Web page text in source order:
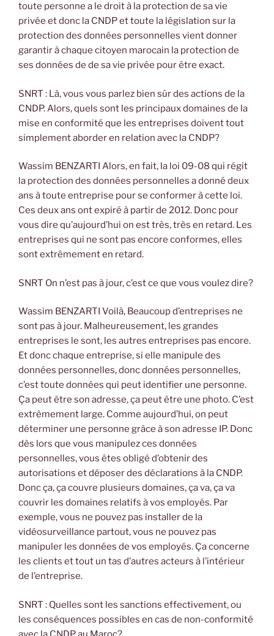
toute personne a le droit à la protection de sa vie
privée et donc la CNDP et toute la législation sur la
protection des données personnelles vient donner
garantir à chaque citoyen marocain la protection de
ses données de de sa vie privée pour être exact.
SNRT : Là, vous vous parlez bien sûr des actions de la
CNDP. Alors, quels sont les principaux domaines de la
mise en conformité que les entreprises doivent tout
simplement aborder en relation avec la CNDP?
Wassim BENZARTI Alors, en fait, la loi 09-08 qui régit
la protection des données personnelles a donné deux
ans à toute entreprise pour se conformer à cette loi.
Ces deux ans ont expiré à partir de 2012. Donc pour
vous dire qu’aujourd’hui on est très, très en retard. Les
entreprises qui ne sont pas encore conformes, elles
sont extrêmement en retard.
SNRT On n’est pas à jour, c’est ce que vous voulez dire?
Wassim BENZARTI Voilà, Beaucoup d’entreprises ne
sont pas à jour. Malheureusement, les grandes
entreprises le sont, les autres entreprises pas encore.
Et donc chaque entreprise, si elle manipule des
données personnelles, donc données personnelles,
c’est toute données qui peut identifier une personne.
Ça peut être son adresse, ça peut être une photo. C’est
extrêmement large. Comme aujourd’hui, on peut
déterminer une personne grâce à son adresse IP. Donc
dès lors que vous manipulez ces données
personnelles, vous êtes obligé d’obtenir des
autorisations et déposer des déclarations à la CNDP.
Donc ça, ça couvre plusieurs domaines, ça va, ça va
couvrir les domaines relatifs à vos employés. Par
exemple, vous ne pouvez pas installer de la
vidéosurveillance partout, vous ne pouvez pas
manipuler les données de vos employés. Ça concerne
les clients et tout un tas d’autres acteurs à l’intérieur
de l’entreprise.
SNRT : Quelles sont les sanctions effectivement, ou
les conséquences possibles en cas de non-conformité